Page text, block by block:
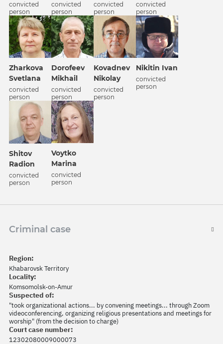
convicted
person
convicted
person
convicted
person
convicted
person
Zharkova
Svetlana
convicted
person
Dorofeev
Mikhail
convicted
person
Kovadnev
Nikolay
convicted
person
Nikitin Ivan
convicted
person
Shitov
Radion
convicted
person
Voytko
Marina
convicted
person
Criminal case
Region:
Khabarovsk Territory
Locality:
Komsomolsk-on-Amur
Suspected of:
"took organizational actions... by convening meetings... through Zoom
videoconferencing, organizing religious presentations and meetings for
worship" (from the decision to charge)
Court case number:
12302080009000073